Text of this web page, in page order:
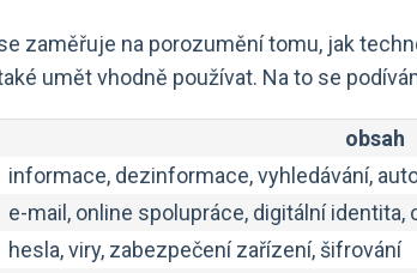
zaměřuje na porozumění tomu, jak
umět vhodně používat. Na to se
obsah
informace, dezinformace, vyhledávání,
e-mail, online spolupráce, digitální identita,
hesla, viry, zabezpečení zařízení, šifrování